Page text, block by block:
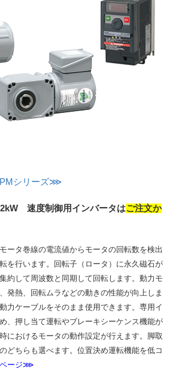
シリーズ⋙
速度制御用インバータはご注文か
ータ巻線の電流値からモータの回転数を検出
を行います。回転子（ロータ）に永久磁石が
約して周波数と同期して回転します。動力モ
発熱、回転ムラなどの動きの性能が向上しま
力ケーブルをそのまま使用できます。専用イ
、押し当て運転やブレーキシーケンス機能が
におけるモータの動作設定が行えます。脚取
どちらも選べます。位置決め運転機能を低コ
ページ⋙